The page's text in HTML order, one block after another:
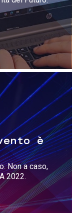
è
Non a caso,
2022.